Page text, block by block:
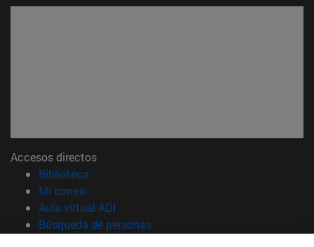
Accesos directos
Biblioteca
Mi correo(abre en nueva ventana)
Aula virtual ADI
Búsqueda de personas(abre en nueva ventana)